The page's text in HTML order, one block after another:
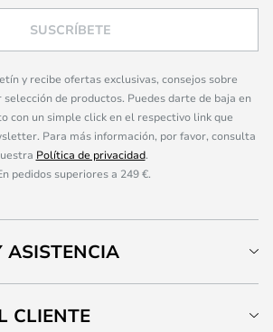
SUSCRÍBETE
y recibe ofertas exclusivas, consejos sobre
de productos. Puedes darte de baja en
con un simple click en el respectivo link que
Para más información, por favor, consulta
Política de privacidad.
pedidos superiores a 249 €.
ASISTENCIA
CLIENTE